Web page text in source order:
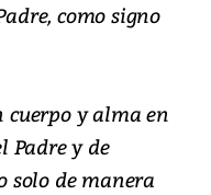
como signo
cuerpo y alma en
Padre y de
solo de manera